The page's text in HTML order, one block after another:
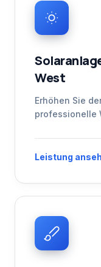
West
Erhöhen Sie
professionelle
Leistung